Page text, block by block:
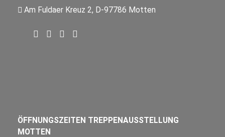
Am Fuldaer Kreuz 2, D-97786 Motten
ÖFFNUNGSZEITEN TREPPENAUSSTELLUNG
MOTTEN